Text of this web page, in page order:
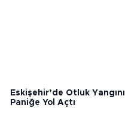
Eskişehir’de Otluk Yangını
Paniğe Yol Açtı